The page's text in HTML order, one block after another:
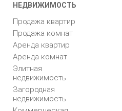
НЕДВИЖИМОСТЬ
Продажа квартир
Продажа комнат
Аренда квартир
Аренда комнат
Элитная
недвижимость
Загородная
недвижимость